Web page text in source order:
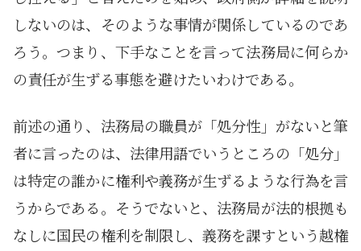
しないのは、そのような事情が関係しているのであ
ろう。つまり、下手なことを言って法務局に何らか
の責任が生ずる事態を避けたいわけである。
前述の通り、法務局の職員が「処分性」がないと筆
者に言ったのは、法律用語でいうところの「処分」
は特定の誰かに権利や義務が生ずるような行為を言
うからである。そうでないと、法務局が法的根拠も
なしに国民の権利を制限し、義務を課すという越権